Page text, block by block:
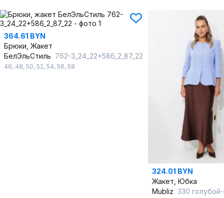
364.61 BYN
Брюки, Жакет
БелЭльСтиль 762-3_24_22+586_2_87_22
46, 48, 50, 52, 54, 56, 58
324.01 BYN
Жакет, Юбка
Mubliz 330 голубой-